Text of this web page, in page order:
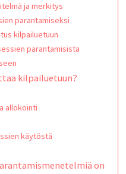
ja merkitys
parantamiseksi
kilpailuetuun
parantamisista
kilpailuetuun?
allokointi
käytöstä
on